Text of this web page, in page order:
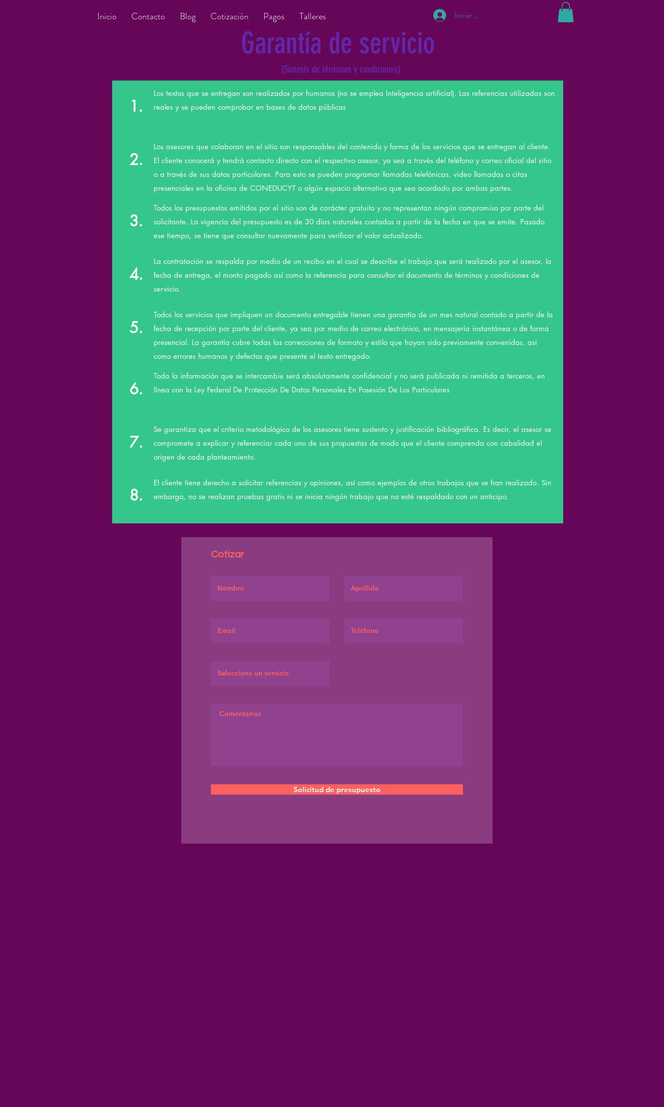
Inicio Contacto Blog Cotización Pagos Talleres Iniciar sesión
Garantía de servicio
(Síntesis de términos y condiciones)
1.
Los textos que se entregan son realizados por humanos (no se emplea Inteligencia artificial). Las referencias utilizadas son
reales y se pueden comprobar en bases de datos públicas
2.
Los asesores que colaboran en el sitio son responsables del contenido y forma de los servicios que se entregan al cliente.
El cliente conocerá y tendrá contacto directo con el respectivo asesor, ya sea a través del teléfono y correo oficial del sitio
o a través de sus datos particulares. Para esto se pueden programar llamadas telefónicas, video llamadas o citas
presenciales en la oficina de CONEDUCYT o algún espacio alternativo que sea acordado por ambas partes.
3.
Todos los presupuestos emitidos por el sitio son de carácter gratuito y no representan ningún compromiso por parte del
solicitante. La vigencia del presupuesto es de 30 días naturales contados a partir de la fecha en que se emite. Pasado
ese tiempo, se tiene que consultar nuevamente para verificar el valor actualizado.
4.
La contratación se respalda por medio de un recibo en el cual se describe el trabajo que será realizado por el asesor, la
fecha de entrega, el monto pagado así como la referencia para consultar el documento de términos y condiciones de
servicio.
5.
Todos los servicios que impliquen un documento entregable tienen una garantía de un mes natural contado a partir de la
fecha de recepción por parte del cliente, ya sea por medio de correo electrónico, en mensajería instantánea o de forma
presencial. La garantía cubre todas las correcciones de formato y estilo que hayan sido previamente convenidas, así
como errores humanos y defectos que presente el texto entregado.
6.
Toda la información que se intercambie será absolutamente confidencial y no será publicada ni remitida a terceros, en
línea con la Ley Federal De Protección De Datos Personales En Posesión De Los Particulares
7.
Se garantiza que el criterio metodológico de los asesores tiene sustento y justificación bibliográfica. Es decir, el asesor se
compromete a explicar y referenciar cada uno de sus propuestas de modo que el cliente comprenda con cabalidad el
origen de cada planteamiento.
8.
El cliente tiene derecho a solicitar referencias y opiniones, así como ejemplos de otros trabajos que se han realizado. Sin
embargo, no se realizan pruebas gratis ni se inicia ningún trabajo que no esté respaldado con un anticipo.
Cotizar
Solicitud de presupuesto